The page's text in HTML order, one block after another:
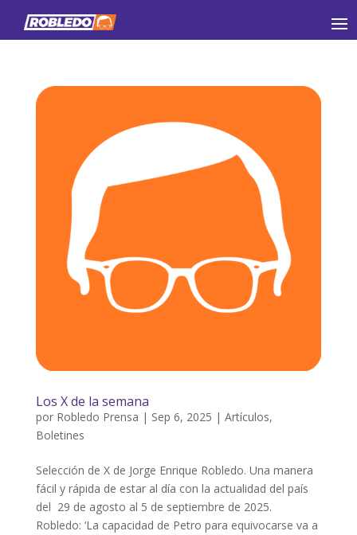
Los X de la semana
por Robledo Prensa | Sep 6, 2025 | Artículos,
Boletines
Selección de X de Jorge Enrique Robledo. Una manera
fácil y rápida de estar al día con la actualidad del país
del 29 de agosto al 5 de septiembre de 2025.
Robledo: ‘La capacidad de Petro para equivocarse va a